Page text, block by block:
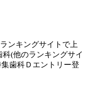
ンキングサイトで上
科(他のランキングサイ
集歯科Ｄエントリー登